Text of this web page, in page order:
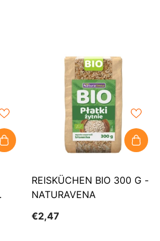
REISKÜCHEN BIO 300 G -
NATURAVENA
€2,47